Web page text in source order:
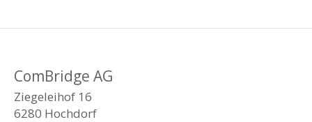
ComBridge AG
Ziegeleihof 16
6280 Hochdorf